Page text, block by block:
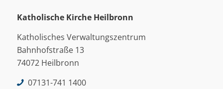
Katholische Kirche Heilbronn
Katholisches Verwaltungszentrum
Bahnhofstraße 13
74072 Heilbronn
07131-741 1400